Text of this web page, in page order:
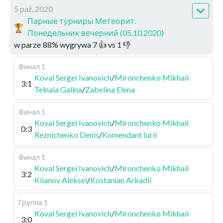
5 paź, 2020
Парные турниры Метеорит.
Понедельник вечерний (05.10.2020)
w parze 88% wygrywa 7 👍 vs 1 👎
Финал 1
3:1
Koval Sergei Ivanovich/Mironchenko Mikhail
Telnaia Galina/Zabelina Elena
Финал 1
0:3
Koval Sergei Ivanovich/Mironchenko Mikhail
Reznichenko Denis/Komendant Iurii
Финал 1
3:2
Koval Sergei Ivanovich/Mironchenko Mikhail
Kiianov Aleksei/Kostanian Arkadii
Группа 1
3:0
Koval Sergei Ivanovich/Mironchenko Mikhail